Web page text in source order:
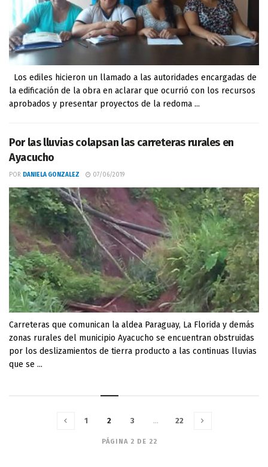
Los ediles hicieron un llamado a las autoridades encargadas de
la edificación de la obra en aclarar que ocurrió con los recursos
aprobados y presentar proyectos de la redoma ...
Por las lluvias colapsan las carreteras rurales en
Ayacucho
POR DANIELA GONZALEZ 07/06/2019
Carreteras que comunican la aldea Paraguay, La Florida y demás
zonas rurales del municipio Ayacucho se encuentran obstruidas
por los deslizamientos de tierra producto a las continuas lluvias
que se ...
PÁGINA 2 DE 22
1 2 3 … 22